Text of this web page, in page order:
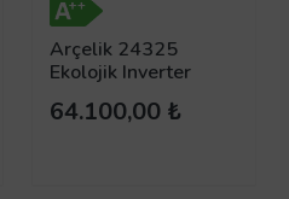
Arçelik 24325
Ekolojik Inverter
64.100,00 ₺